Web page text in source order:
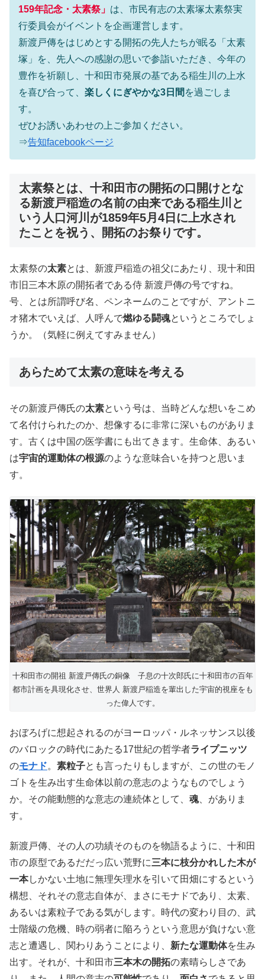
159年記念・太素祭」 は、市民有志の太素塚太素祭実
行委員会がイベントを企画運営します。
新渡戸傳をはじめとする開拓の先人たちが眠る「太素
塚」を、先人への感謝の思いで参詣いただき、今年の
豊作を祈願し、十和田市発展の基である稲生川の上水
を喜び合って、 楽しくにぎやかな3日間 を過ごしま
す。
ぜひお誘いあわせの上ご参加ください。
⇒告知facebookページ
太素祭とは、十和田市の開拓の口開けとな
る新渡戸稲造の名前の由来である稲生川と
いう人口河川が1859年5月4日に上水され
たことを祝う、開拓のお祭りです。
太素祭の太素とは、新渡戸稲造の祖父にあたり、現十和田
市旧三本木原の開拓者である侍 新渡戸傳の号ですね。
号、とは所謂呼び名、ペンネームのことですが、アントニ
オ猪木でいえば、人呼んで燃ゆる闘魂というところでしょ
うか。（気軽に例えてすみません）
あらためて太素の意味を考える
その新渡戸傳氏の太素という号は、当時どんな想いをこめ
て名付けられたのか、想像するに非常に深いものがありま
す。古くは中国の医学書にも出てきます。生命体、あるい
は宇宙的運動体の根源のような意味合いを持つと思いま
す。
十和田市の開祖 新渡戸傳氏の銅像 子息の十次郎氏に十和田市の百年
都市計画を具現化させ、世界人 新渡戸稲造を輩出した宇宙的視座をも
った偉人です。
おぼろげに想起されるのがヨーロッパ・ルネッサンス以後
のバロックの時代にあたる17世紀の哲学者ライプニッツ
のモナド。 素粒子とも言ったりもしますが、この世のモノ
ゴトを生み出す生命体以前の意志のようなものでしょう
か。その能動態的な意志の連続体として、 魂、がありま
す。
新渡戸傳、その人の功績そのものを物語るように、十和田
市の原型であるだだっ広い荒野に三本に枝分かれした木が
一本しかない土地に無理矢理水を引いて田畑にするという
構想、それその意志自体が、まさにモナドであり、太素、
あるいは素粒子である気がします。時代の変わり目の、武
士階級の危機、時の弱者に陥ろうという意思が負けない意
志と遭遇し、関わりあうことにより、 新たな運動体を生み
出す。それが、十和田市三本木の開拓の素晴らしさであ